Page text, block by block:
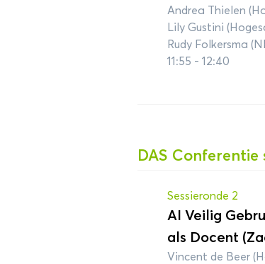
Andrea Thielen
Lily Gustini
Rudy Folkersma
11:55 - 12:40
DAS Conferentie
Sessieronde 2
AI Veilig
als Docent
Vincent de Beer